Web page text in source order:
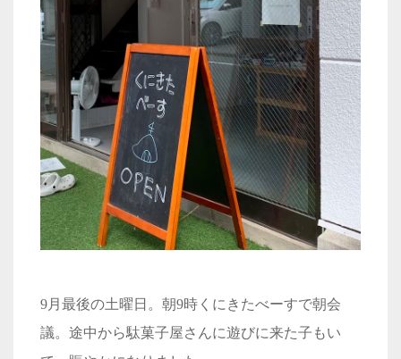
9月最後の土曜日。朝9時くにきたべーすで朝会
議。途中から駄菓子屋さんに遊びに来た子もい